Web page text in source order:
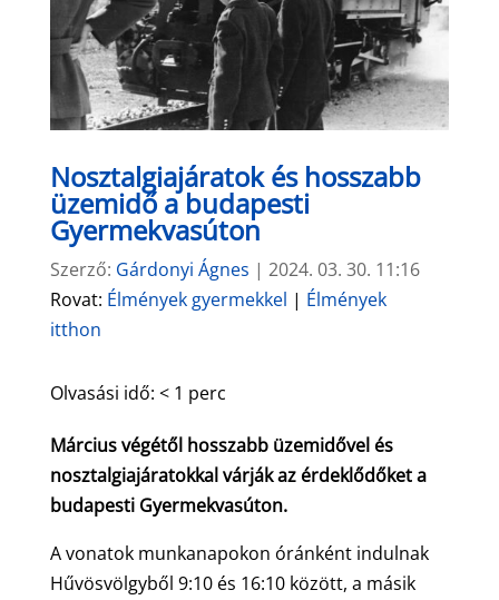
Nosztalgiajáratok és hosszabb
üzemidő a budapesti
Gyermekvasúton
Szerző: Gárdonyi Ágnes | 2024. 03. 30. 11:16
Rovat: Élmények gyermekkel | Élmények
itthon
Olvasási idő: < 1 perc
Március végétől hosszabb üzemidővel és
nosztalgiajáratokkal várják az érdeklődőket a
budapesti Gyermekvasúton.
A vonatok munkanapokon óránként indulnak
Hűvösvölgyből 9:10 és 16:10 között, a másik